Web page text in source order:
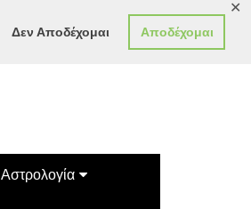
Δεν Αποδέχομαι Αποδέχομαι
✕
Αστρολογία